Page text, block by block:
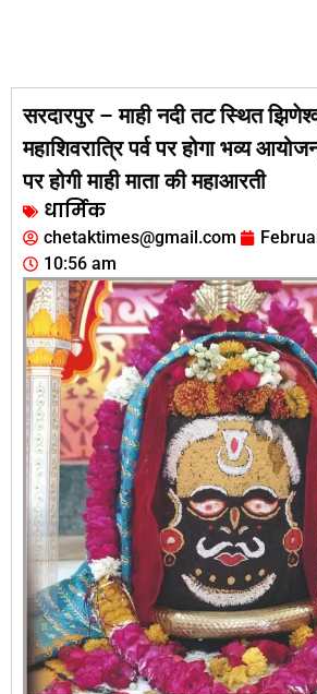
सरदारपुर – माही नदी तट स्थित
महाशिवरात्रि पर्व पर होगा भव्य
पर होगी माही माता की महाआरती
धार्मिक
chetaktimes@gmail.com
10:56 am